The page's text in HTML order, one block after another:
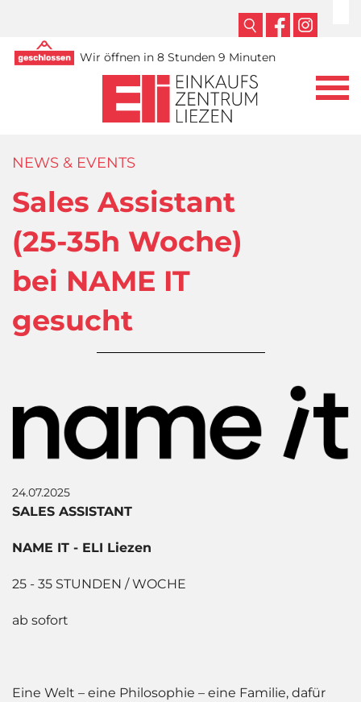
Wir öffnen in 8 Stunden 9 Minuten
NEWS & EVENTS
Sales Assistant
(25-35h Woche)
bei NAME IT
gesucht
24.07.2025
SALES ASSISTANT
NAME IT - ELI Liezen
25 - 35 STUNDEN / WOCHE
ab sofort
Eine Welt – eine Philosophie – eine Familie, dafür